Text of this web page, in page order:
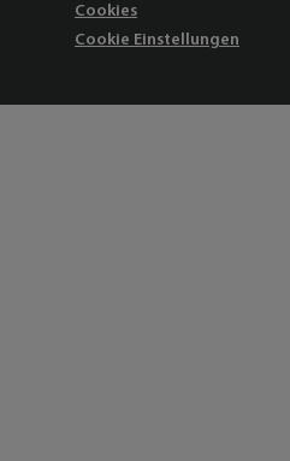
Cookies
Cookie Einstellungen